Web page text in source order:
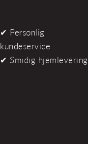
✔ Personlig
kundeservice
✔ Smidig hjemlevering